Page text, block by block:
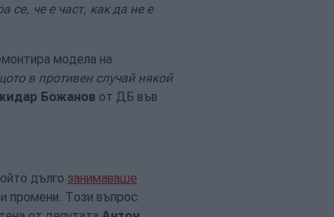
се, че е част, как да не е
модела на
в противен случай някой
Божанов от ДБ във
дълго занимаваше
промени. Този въпрос